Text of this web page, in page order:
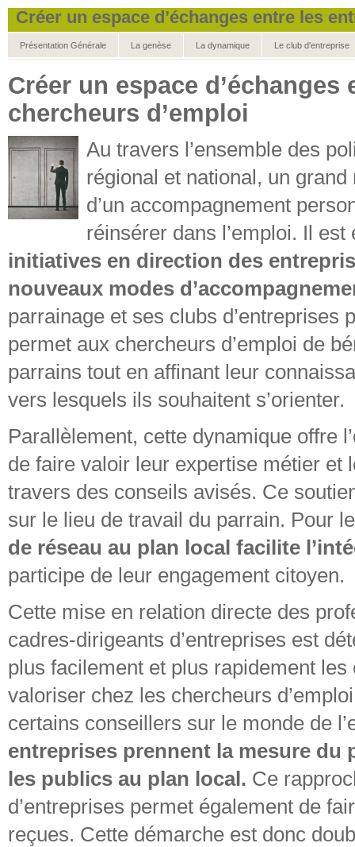
Créer un espace d’échanges entre les
Présentation Générale La genèse La dynamique Le club d'entreprise
Créer un espace
chercheurs d’emploi
Au travers l’ensemble des
régional et national, un
d’un accompagnement
réinsérer dans l’emploi. Il
initiatives en direction des
nouveaux modes
parrainage et ses clubs d’entreprises
permet aux chercheurs d’emploi de
parrains tout en affinant leur
vers lesquels ils souhaitent s’orienter.
Parallèlement, cette dynamique offre
de faire valoir leur expertise métier et
travers des conseils avisés. Ce
sur le lieu de travail du parrain. Pour
de réseau au plan local facilite
participe de leur engagement citoyen.
Cette mise en relation directe des
cadres-dirigeants d’entreprises est
plus facilement et plus rapidement
valoriser chez les chercheurs
certains conseillers sur le monde de
entreprises prennent la mesure du
les publics au plan local. Ce
d’entreprises permet également de
reçues. Cette démarche est donc